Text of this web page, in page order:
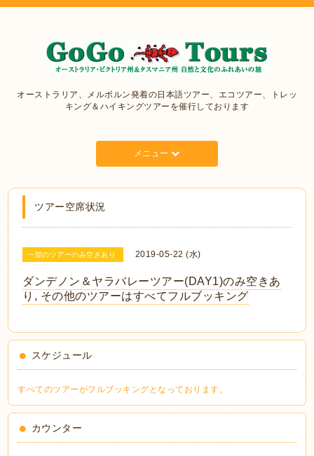
オーストラリア、メルボルン発着の日本語ツアー、エコツアー、トレッ
キング＆ハイキングツアーを催行しております
メニュー
ツアー空席状況
一部のツアーのみ空きあり 2019-05-22 (水)
ダンデノン＆ヤラバレーツアー(DAY1)のみ空きあ
り, その他のツアーはすべてフルブッキング
スケジュール
すべてのツアーがフルブッキングとなっております。
カウンター